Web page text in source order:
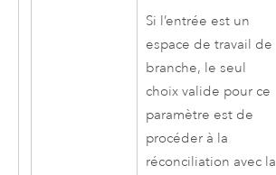
Si l’entrée est un
espace de travail de
branche, le seul
choix valide pour ce
paramètre est de
procéder à la
réconciliation avec la